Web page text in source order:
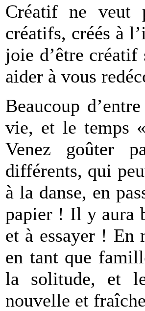
Créatif ne veut
créatifs, créés à
joie d’être créatif
aider à vous
Beaucoup
vie, et le temps
Venez goûter
différents, qui
à la danse, en
papier ! Il y aura
et à essayer ! En
en tant que
la solitude, et
nouvelle et